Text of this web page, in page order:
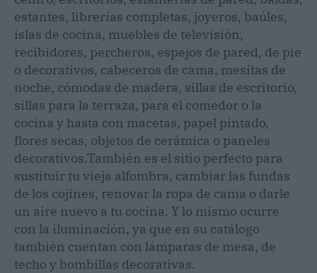
estantes, librerías completas, joyeros, baúles,
islas de cocina, muebles de televisión,
recibidores, percheros, espejos de pared, de pie
o decorativos, cabeceros de cama, mesitas de
noche, cómodas de madera, sillas de escritorio,
sillas para la terraza, para el comedor o la
cocina y hasta con macetas, papel pintado,
flores secas, objetos de cerámica o paneles
decorativos.También es el sitio perfecto para
sustituir tu vieja alfombra, cambiar las fundas
de los cojines, renovar la ropa de cama o darle
un aire nuevo a tu cocina. Y lo mismo ocurre
con la iluminación, ya que en su catálogo
también cuentan con lámparas de mesa, de
techo y bombillas decorativas.